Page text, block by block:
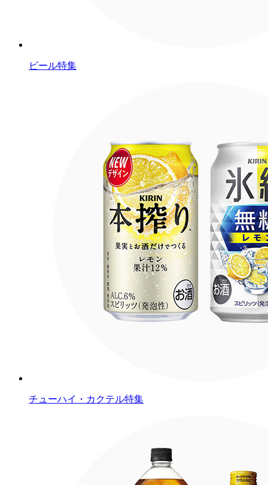
ビール特集
チューハイ・カクテル特集